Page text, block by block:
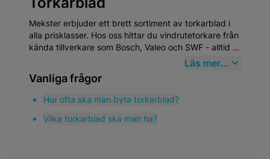
Mekster erbjuder ett brett sortiment av torkarblad i
alla prisklasser. Hos oss hittar du vindrutetorkare från
kända tillverkare som Bosch, Valeo och SWF - alltid till
riktigt bra pris. Fyll i bilens registreringsnummer så
hittar du direkt torkarbladen som passar just din bil!
Läs mer...
Vanliga frågor
Hur ofta ska man byta torkarblad?
Vilka torkarblad ska man ha?